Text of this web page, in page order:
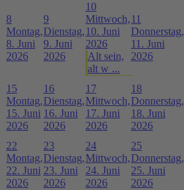
8
Montag,
8. Juni
2026
9
Dienstag,
9. Juni
2026
10
Mittwoch,
10. Juni
2026
Alt sein,
alt w ...
11
Donnerstag,
11. Juni
2026
15
Montag,
15. Juni
2026
16
Dienstag,
16. Juni
2026
17
Mittwoch,
17. Juni
2026
18
Donnerstag,
18. Juni
2026
22
Montag,
22. Juni
2026
23
Dienstag,
23. Juni
2026
24
Mittwoch,
24. Juni
2026
25
Donnerstag,
25. Juni
2026